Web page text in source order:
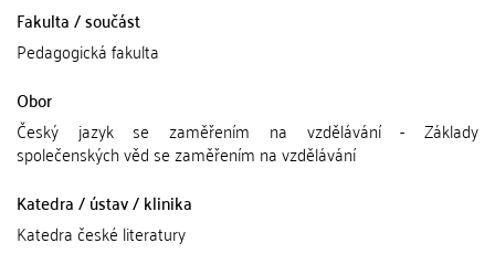
Fakulta / součást
Pedagogická fakulta
Obor
Český jazyk se zaměřením na vzdělávání - Základy
společenských věd se zaměřením na vzdělávání
Katedra / ústav / klinika
Katedra české literatury